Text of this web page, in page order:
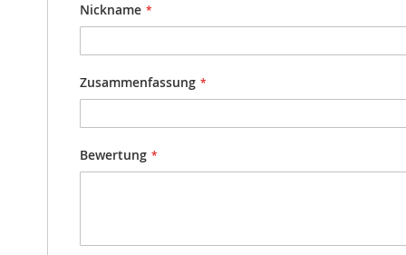
Nickname
Zusammenfassung
Bewertung